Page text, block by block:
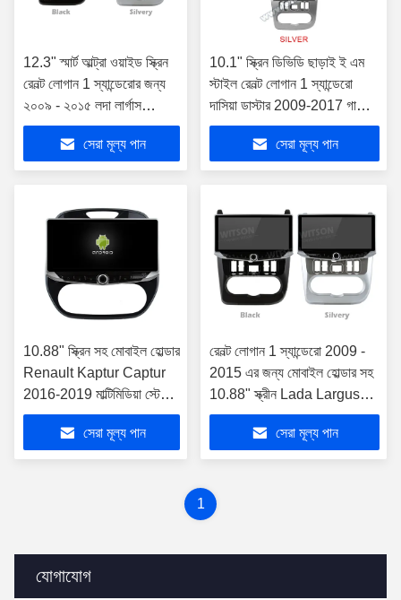
যোগাযোগ
12.3" স্মার্ট আল্ট্রা ওয়াইড স্ক্রিন
রেনল্ট লোগান 1 স্যান্ডেরোর জন্য
২০০৯ - ২০১৫ লদা লার্গাস
লার্গাসের জন্য ২০১২ - ২০২০
ড্যাসিয়া ডাস্টের জন্য
সেরা মূল্য পান
10.1" স্ক্রিন ডিভিডি ছাড়াই ই এম
স্টাইল রেনল্ট লোগান 1 স্যান্ডেরো
দাসিয়া ডাস্টার 2009-2017 গাড়ি
মাল্টিমিডিয়া স্টেরিও জিপিএস গাড়ি
সেরা মূল্য পান
10.88" স্ক্রিন সহ মোবাইল হোল্ডার
Renault Kaptur Captur
2016-2019 মাল্টিমিডিয়া স্টেরিও
জিপিএস কারপ্লে প্লেয়ার
মাল্টিমিডিয়া স্টেসেরা মূল্য পান
রেনল্ট লোগান 1 স্যান্ডেরো 2009 -
2015 এর জন্য মোবাইল হোল্ডার সহ
10.88" স্ক্রীন Lada Largus
Lergus 2012 - 2020 Dacia
Du এর জন্য সেরা মূল্য পান
1